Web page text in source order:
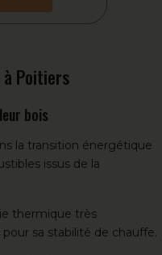
à Poitiers
bois
la transition énergétique
issus de la
thermique très
sa stabilité de chauffe.